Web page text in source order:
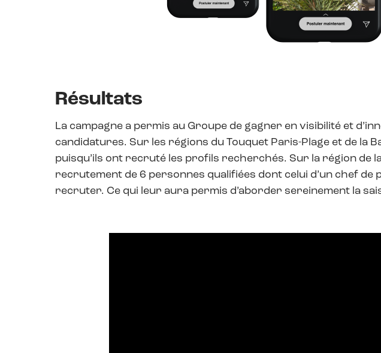
Résultats
La campagne a permis au Groupe de gagner en visibilité et
candidatures. Sur les régions du Touquet Paris-Plage et de la
puisqu’ils ont recruté les profils recherchés. Sur la région de
recrutement de 6 personnes qualifiées dont celui d’un chef
recruter. Ce qui leur aura permis d’aborder sereinement la